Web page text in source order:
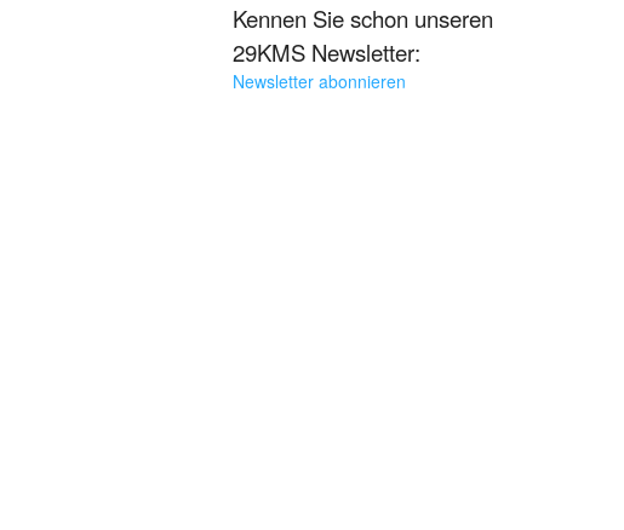
Kennen Sie schon unseren
29KMS Newsletter:
Newsletter abonnieren